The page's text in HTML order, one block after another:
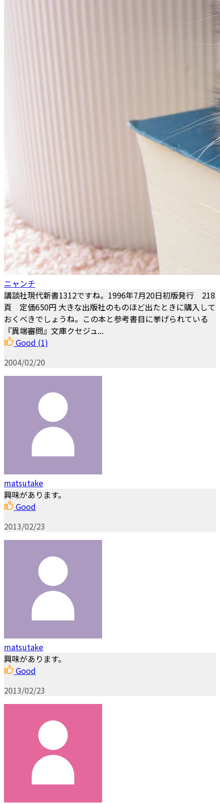
ニャンチ
講談社現代新書1312ですね。1996年7月20日初版発行 218
頁 定価650円 大きな出版社のものほど出たときに購入して
おくべきでしょうね。この本と参考書目に挙げられている
『異端審問』文庫クセジュ...
Good (1)
2004/02/20
matsutake
興味があります。
Good
2013/02/23
matsutake
興味があります。
Good
2013/02/23